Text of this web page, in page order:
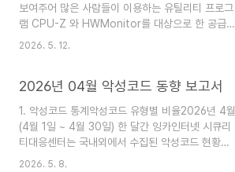
보여주어 많은 사람들이 이용하는 유틸리티 프로그
램 CPU-Z 와 HWMonitor를 대상으로 한 공급망
공격이 발견되었다. 이 공격은 두 프로그램의 개발
다운로드한 ZIP 파일 내 정상 파일을 실행하면 DLL
추가 페이로드 다운로드, 정보 탈취, C2 명령어 실
행과 같은 악성 행위를 실행한다 이 글에서는 공급
망 공격을 당한 CPU-Z 파일에 포함된 STX RAT
멀웨어에 대한 분석 내용을 설명한다. 다음 이미지
2026. 5. 12.
2026년 04월 악성코드 동향 보고서
1. 악성코드 통계악성코드 유형별 비율2026년 4월
(4월 1일 ~ 4월 30일) 한 달간 잉카인터넷 시큐리
티대응센터는 국내외에서 수집된 악성코드 현황을
조사하였으며, 유형별로 비교하였을 때 Trojan이
2026. 5. 8.